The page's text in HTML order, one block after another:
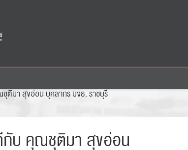
ติมา สุขอ่อน บุคลากร มจธ. ราชบุรี
บ คุณชุติมา สุขอ่อน